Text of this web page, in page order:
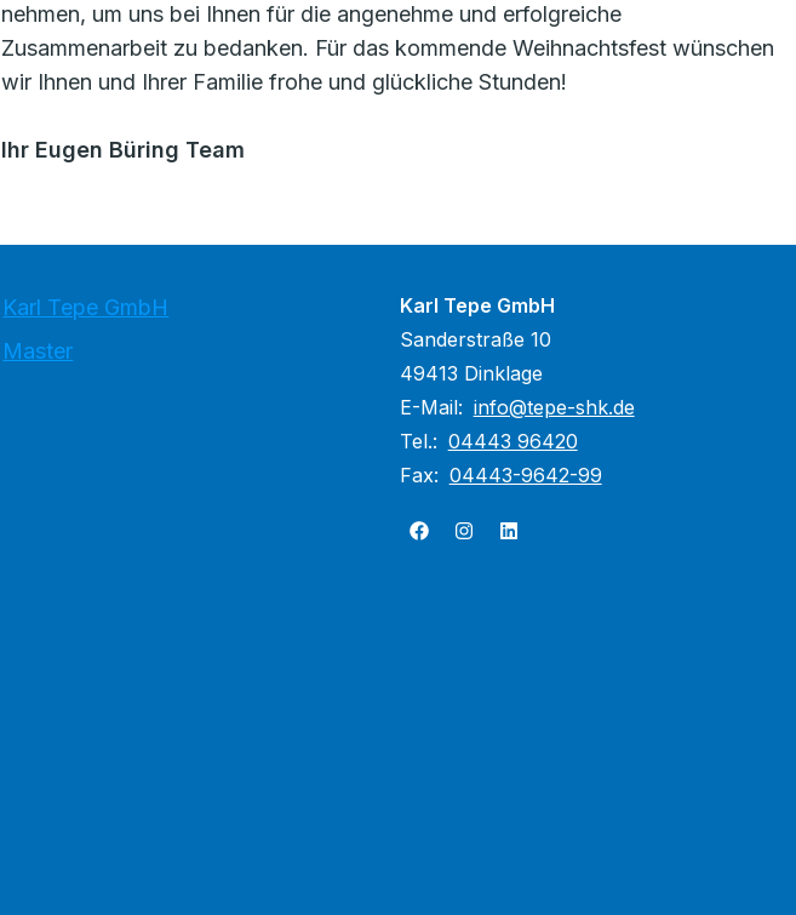
nehmen, um uns bei Ihnen für die angenehme und erfolgreiche
Zusammenarbeit zu bedanken. Für das kommende Weihnachtsfest wünschen
wir Ihnen und Ihrer Familie frohe und glückliche Stunden!
Ihr Eugen Büring Team
Karl Tepe GmbH
Master
Karl Tepe GmbH
Sanderstraße 10
49413 Dinklage
E-Mail: info@tepe-shk.de
Tel.: 04443 96420
Fax: 04443-9642-99